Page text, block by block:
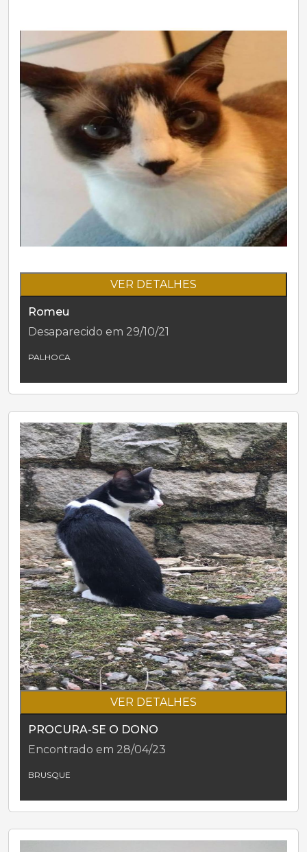
VER DETALHES
Romeu
Desaparecido em 29/10/21
PALHOCA
VER DETALHES
PROCURA-SE O DONO
Encontrado em 28/04/23
BRUSQUE